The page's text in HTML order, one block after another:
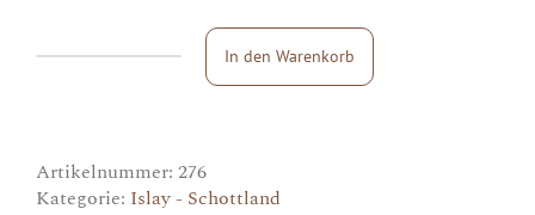
In den Warenkorb
Artikelnummer: 276
Kategorie: Islay - Schottland